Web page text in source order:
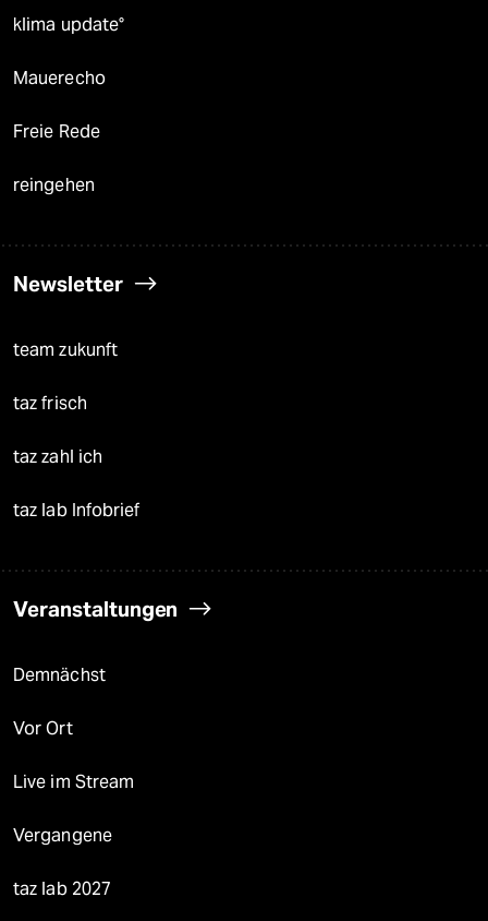
klima update°
Mauerecho
Freie Rede
reingehen
Newsletter
team zukunft
taz frisch
taz zahl ich
taz lab Infobrief
Veranstaltungen
Demnächst
Vor Ort
Live im Stream
Vergangene
taz lab 2027